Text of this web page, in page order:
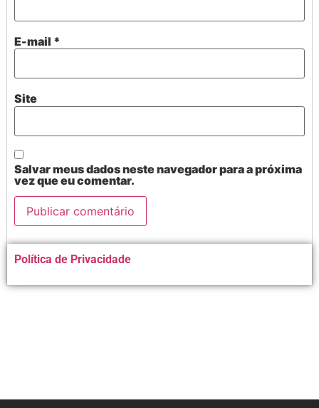
E-mail *
Site
Salvar meus dados neste navegador para a próxima
vez que eu comentar.
Alternative:
Política de Privacidade